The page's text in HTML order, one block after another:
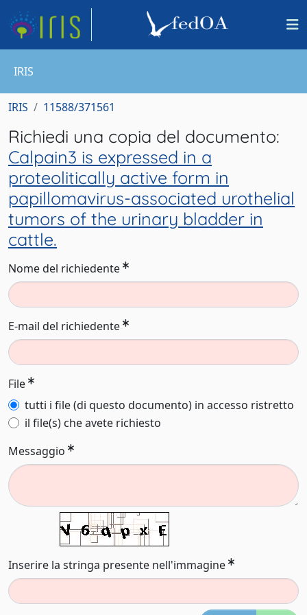
IRIS
IRIS 11588/371561
Richiedi una copia del documento:
Calpain3 is expressed in a
proteolitically active form in
papillomavirus-associated urothelial
tumors of the urinary bladder in
cattle.
Nome del richiedente
E-mail del richiedente
File
tutti i file (di questo documento) in accesso ristretto
il file(s) che avete richiesto
Messaggio
Inserire la stringa presente nell'immagine